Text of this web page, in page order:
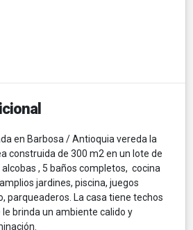
en Barbosa / Antioquia vereda la
construida de 300 m2 en un lote de
, 5 baños completos, cocina
jardines, piscina, juegos
parqueaderos. La casa tiene techos
brinda un ambiente calido y